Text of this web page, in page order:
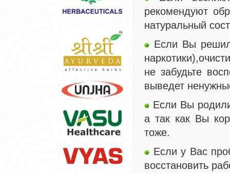
рекомендуют
натуральный
Если Вы
не забудьте
выведет
Если Вы
а так как Вы
тоже.
Если у Вас
восстановить